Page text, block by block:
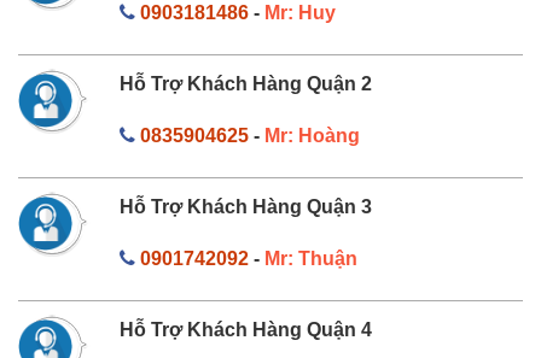
0903181486- Mr: Huy
Hỗ Trợ Khách Hàng Quận 2
0835904625- Mr: Hoàng
Hỗ Trợ Khách Hàng Quận 3
0901742092- Mr: Thuận
Hỗ Trợ Khách Hàng Quận 4